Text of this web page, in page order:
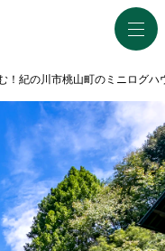
！紀の川市桃山町のミニログハ